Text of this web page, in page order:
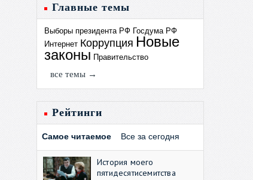
Главные темы
Выборы президента РФ Госдума РФ
Интернет Коррупция Новые
законы Правительство
все темы →
Рейтинги
Самое читаемое Все за сегодня
История моего
пятидесятисемитства